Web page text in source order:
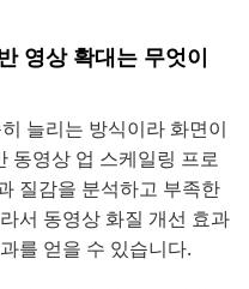
영상 확대는 무엇이
늘리는 방식이라 화면이
동영상 업 스케일링 프로
질감을 분석하고 부족한
서 동영상 화질 개선 효과
를 얻을 수 있습니다.